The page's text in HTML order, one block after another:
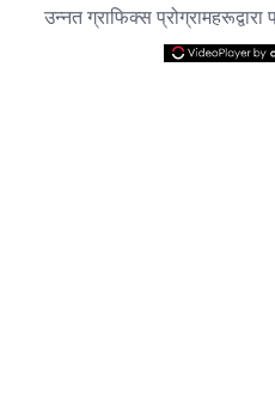
उन्नत ग्राफिक्स